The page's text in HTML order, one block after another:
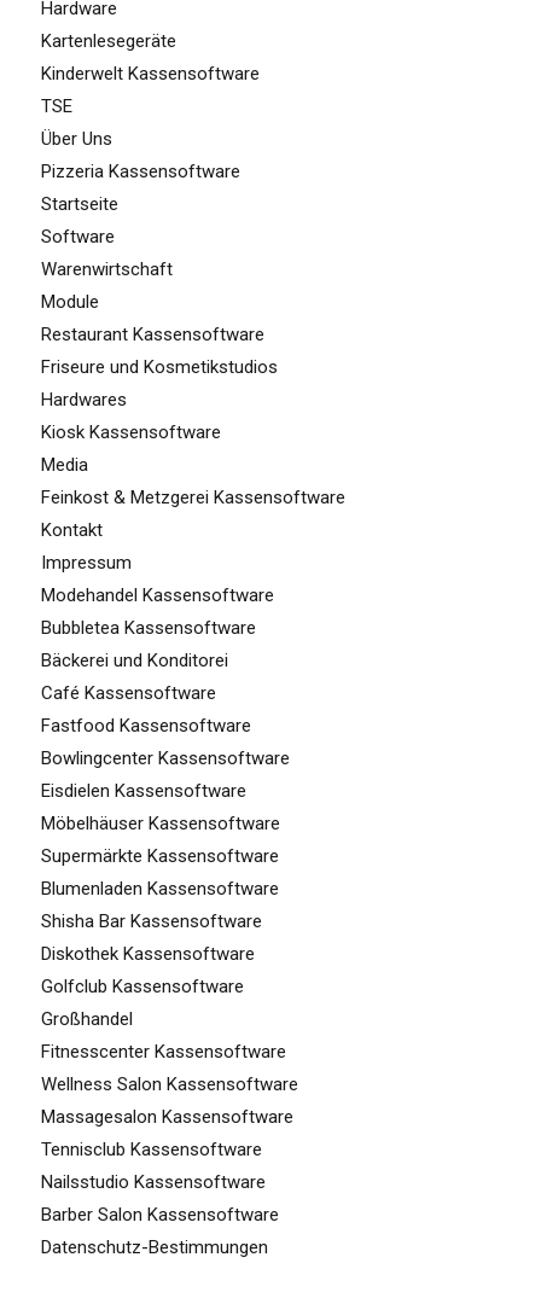
Hardware
Kartenlesegeräte
Kinderwelt Kassensoftware
TSE
Über Uns
Pizzeria Kassensoftware
Startseite
Software
Warenwirtschaft
Module
Restaurant Kassensoftware
Friseure und Kosmetikstudios
Hardwares
Kiosk Kassensoftware
Media
Feinkost & Metzgerei Kassensoftware
Kontakt
Impressum
Modehandel Kassensoftware
Bubbletea Kassensoftware
Bäckerei und Konditorei
Café Kassensoftware
Fastfood Kassensoftware
Bowlingcenter Kassensoftware
Eisdielen Kassensoftware
Möbelhäuser Kassensoftware
Supermärkte Kassensoftware
Blumenladen Kassensoftware
Shisha Bar Kassensoftware
Diskothek Kassensoftware
Golfclub Kassensoftware
Großhandel
Fitnesscenter Kassensoftware
Wellness Salon Kassensoftware
Massagesalon Kassensoftware
Tennisclub Kassensoftware
Nailsstudio Kassensoftware
Barber Salon Kassensoftware
Datenschutz-Bestimmungen